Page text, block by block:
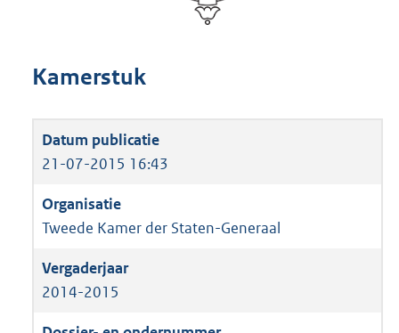
Kamerstuk
21-07-2015 16:43
Tweede Kamer der Staten-Generaal
2014-2015